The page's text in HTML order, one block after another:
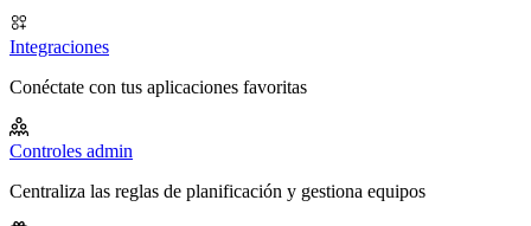
Integraciones
Conéctate con tus aplicaciones favoritas
Controles admin
Centraliza las reglas de planificación y gestiona equipos